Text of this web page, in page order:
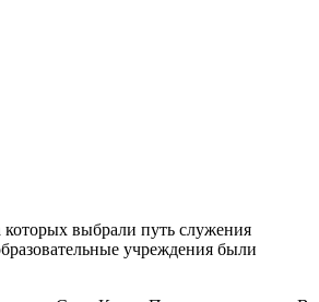
выбрали путь служения
учреждения были